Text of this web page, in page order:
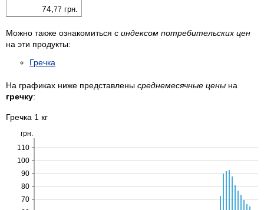
74, 77 грн.
Можно также ознакомиться с индексом потребительских цен
на эти продукты:
Гречка
На графиках ниже представлены среднемесячные цены на
гречку:
Гречка 1 кг